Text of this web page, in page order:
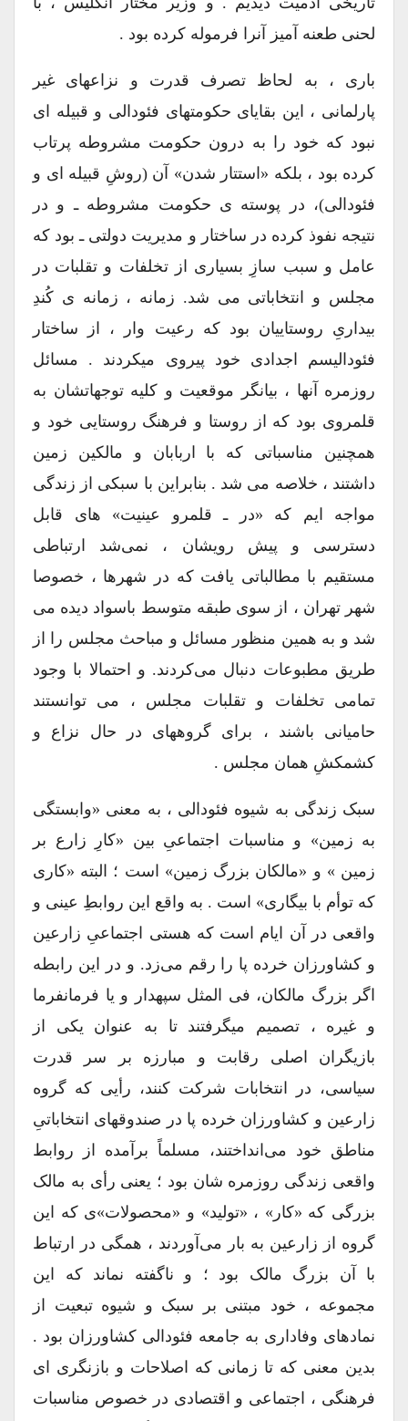
لحنی طعنه آمیز آنرا فرموله کرده بود .
باری ، به لحاظ تصرف قدرت و نزاعهای غیر
پارلمانی ، این بقایای حکومتهای فئودالی و قبیله ای
نبود که خود را به درون حکومت مشروطه پرتاب
کرده بود ، بلکه «استتار شدن» آن (روشِ قبیله ای و
فئودالی)، در پوسته ی حکومت مشروطه ـ و در
نتیجه نفوذ کرده در ساختار و مدیریت دولتی ـ بود که
عامل و سبب سازِ بسیاری از تخلفات و تقلبات در
مجلس و انتخاباتی می شد. زمانه ، زمانه ی کُندِ
بیداریِ روستاییان بود که رعیت وار ، از ساختار
فئودالیسم اجدادی خود پیروی میکردند . مسائل
روزمره آنها ، بیانگر موقعیت و کلیه توجهاتشان به
قلمروی بود که از روستا و فرهنگ روستایی خود و
همچنین مناسباتی که با اربابان و مالکین زمین
داشتند ، خلاصه می شد . بنابراین با سبکی از زندگی
مواجه ایم که «در ـ قلمرو عینیت» های قابل
دسترسی و پیش رویشان ، نمی‌شد ارتباطی
مستقیم با مطالباتی یافت که در شهرها ، خصوصا
شهر تهران ، از سوی طبقه متوسط باسواد دیده می
شد و به همین منظور مسائل و مباحث مجلس را از
طریق مطبوعات دنبال می‌کردند. و احتمالا با وجود
تمامی تخلفات و تقلبات مجلس ، می توانستند
حامیانی باشند ، برای گروههای در حال نزاع و
کشمکشِ همان مجلس .
سبک زندگی به شیوه فئودالی ، به معنی «وابستگی
به زمین» و مناسبات اجتماعیِ بین «کارِ زارع بر
زمین » و «مالکان بزرگ زمین» است ؛ البته «کاری
که توأم با بیگاری» است . به واقع این روابطِ عینی و
واقعی در آن ایام است که هستی اجتماعیِ زارعین
و کشاورزان خرده پا را رقم می‌زد. و در این رابطه
اگر بزرگ مالکان، فی المثل سپهدار و یا فرمانفرما
و غیره ، تصمیم میگرفتند تا به عنوان یکی از
بازیگران اصلی رقابت و مبارزه بر سر قدرت
سیاسی، در انتخابات شرکت کنند، رأیی که گروه
زارعین و کشاورزان خرده پا در صندوقهای انتخاباتیِ
مناطق خود می‌انداختند، مسلماً برآمده از روابط
واقعی زندگی روزمره شان بود ؛ یعنی رأی به مالک
بزرگی که «کار» ، «تولید» و «محصولات»ی که این
گروه از زارعین به بار می‌آوردند ، همگی در ارتباط
با آن بزرگ مالک بود ؛ و ناگفته نماند که این
مجموعه ، خود مبتنی بر سبک و شیوه تبعیت از
نمادهای وفاداری به جامعه فئودالی کشاورزان بود .
بدین معنی که تا زمانی که اصلاحات و بازنگری ای
فرهنگی ، اجتماعی و اقتصادی در خصوص مناسبات